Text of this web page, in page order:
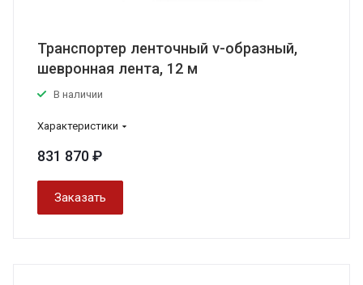
Транспортер ленточный v-образный,
шевронная лента, 12 м
В наличии
Характеристики
831 870 ₽
Заказать